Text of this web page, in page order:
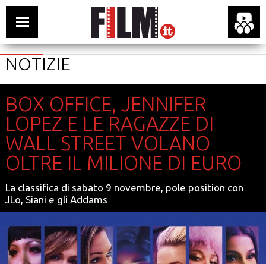
NOTIZIE
BOX OFFICE, JENNIFER
LOPEZ E LE RAGAZZE DI
WALL STREET VOLANO
OLTRE IL MILIONE DI EURO
La classifica di sabato 9 novembre, pole position con
JLo, Siani e gli Addams